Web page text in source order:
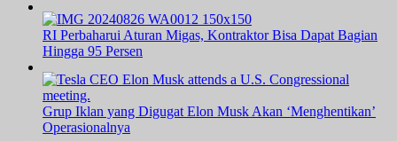
RI Perbaharui Aturan Migas, Kontraktor Bisa Dapat Bagian
Hingga 95 Persen
Grup Iklan yang Digugat Elon Musk Akan ‘Menghentikan’
Operasionalnya